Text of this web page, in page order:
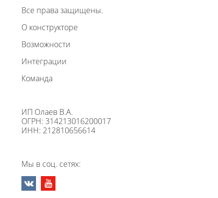
Все права защищены.
О конструкторе
Возможности
Интеграции
Команда
ИП Олаев В.А.
ОГРН: 314213016200017
ИНН: 212810656614
Мы в соц. сетях: